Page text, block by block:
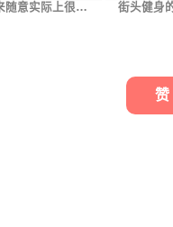
随意实际上很… 街头健身
赞